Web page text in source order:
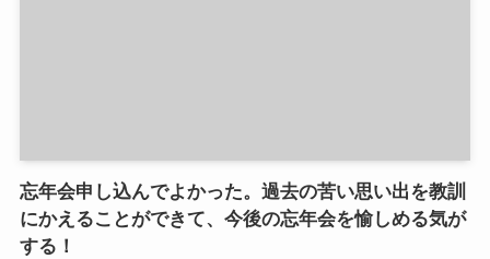
忘年会申し込んでよかった。過去の苦い思い出を教訓
にかえることができて、今後の忘年会を愉しめる気が
する！